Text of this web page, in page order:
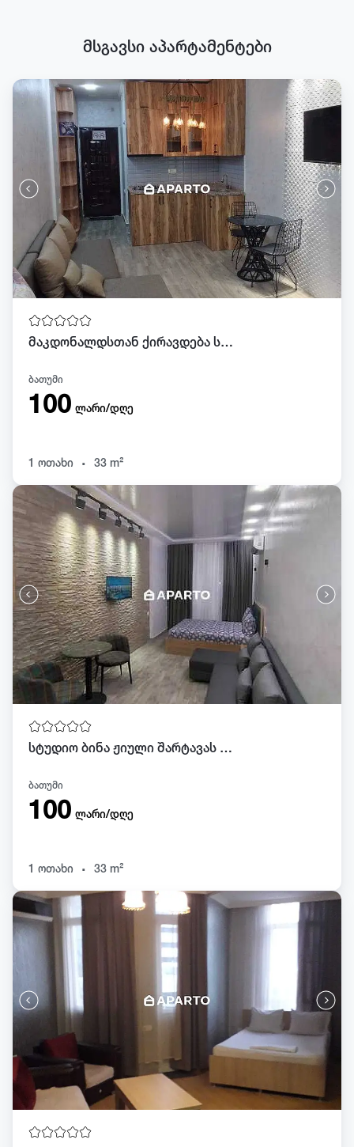
მსგავსი აპარტამენტები
მაკდონალდსთან ქირავდება სტუდიო ტელ 568 08 27 29
ბათუმი
100 ლარი/დღე
1 ოთახი . 33 m²
სტუდიო ბინა ჟიული შარტავას 8 მე 15 სართული
ბათუმი
100 ლარი/დღე
1 ოთახი . 33 m²